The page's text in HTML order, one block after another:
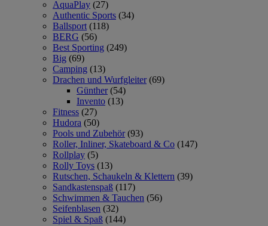
AquaPlay (27)
Authentic Sports (34)
Ballsport (118)
BERG (56)
Best Sporting (249)
Big (69)
Camping (13)
Drachen und Wurfgleiter (69)
Günther (54)
Invento (13)
Fitness (27)
Hudora (50)
Pools und Zubehör (93)
Roller, Inliner, Skateboard & Co (147)
Rollplay (5)
Rolly Toys (13)
Rutschen, Schaukeln & Klettern (39)
Sandkastenspaß (117)
Schwimmen & Tauchen (56)
Seifenblasen (32)
Spiel & Spaß (144)